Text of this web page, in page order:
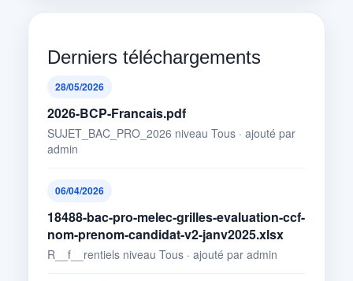
Derniers téléchargements
28/05/2026
2026-BCP-Francais.pdf
SUJET_BAC_PRO_2026 niveau Tous · ajouté par
admin
06/04/2026
18488-bac-pro-melec-grilles-evaluation-ccf-
nom-prenom-candidat-v2-janv2025.xlsx
R__f__rentiels niveau Tous · ajouté par admin